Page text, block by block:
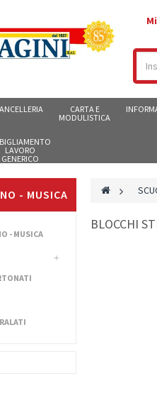
CARTA E
MODULISTICA
LAVORO
GENERICO
- MUSICA
- MUSICA
>
BLOCCHI